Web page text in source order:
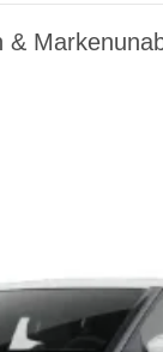
&